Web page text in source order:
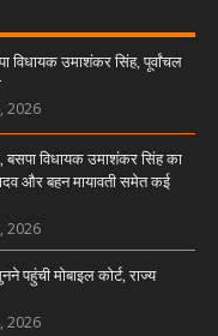
विधायक उमाशंकर सिंह, पूर्वांचल
2026
बसपा विधायक उमाशंकर सिंह का
और बहन मायावती समेत कई
2026
पहुंची मोबाइल कोर्ट, राज्य
2026